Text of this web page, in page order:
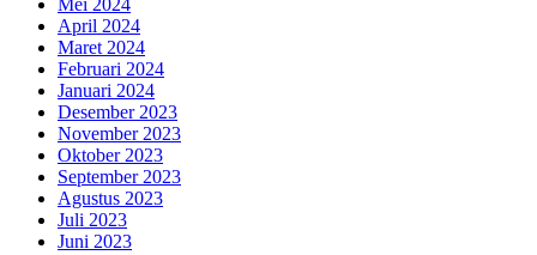
Mei 2024
April 2024
Maret 2024
Februari 2024
Januari 2024
Desember 2023
November 2023
Oktober 2023
September 2023
Agustus 2023
Juli 2023
Juni 2023